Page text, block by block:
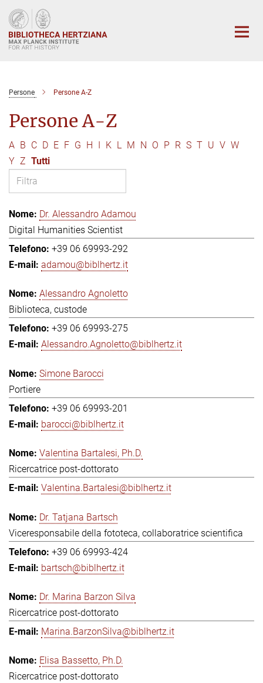
Main-
Content
Persone Persone A-Z
Persone A-Z
A B C D E F G H I K L M N O P R S T U V W
Y Z Tutti
Dr. Alessandro Adamou
Digital Humanities Scientist
+39 06 69993-292
adamou@biblhertz.it
Alessandro Agnoletto
Biblioteca, custode
+39 06 69993-275
Alessandro.Agnoletto@biblhertz.it
Simone Barocci
Portiere
+39 06 69993-201
barocci@biblhertz.it
Valentina Bartalesi, Ph.D.
Ricercatrice post-dottorato
Valentina.Bartalesi@biblhertz.it
Dr. Tatjana Bartsch
Viceresponsabile della fototeca, collaboratrice scientifica
+39 06 69993-424
bartsch@biblhertz.it
Dr. Marina Barzon Silva
Ricercatrice post-dottorato
Marina.BarzonSilva@biblhertz.it
Elisa Bassetto, Ph.D.
Ricercatrice post-dottorato